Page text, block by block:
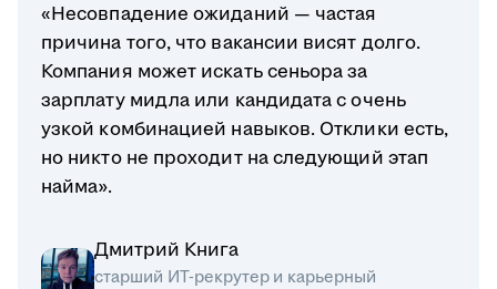
«Несовпадение ожиданий — частая
причина того, что вакансии висят долго.
Компания может искать сеньора за
зарплату мидла или кандидата с очень
узкой комбинацией навыков. Отклики есть,
но никто не проходит на следующий этап
найма».
Дмитрий Книга
старший ИТ-рекрутер и карьерный